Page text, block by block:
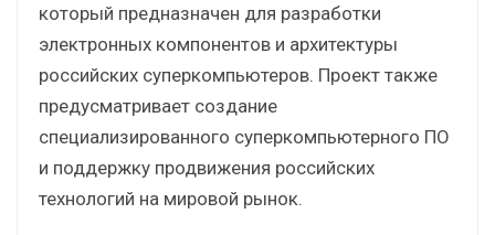
который предназначен для разработки
электронных компонентов и архитектуры
российских суперкомпьютеров. Проект также
предусматривает создание
специализированного суперкомпьютерного ПО
и поддержку продвижения российских
технологий на мировой рынок.